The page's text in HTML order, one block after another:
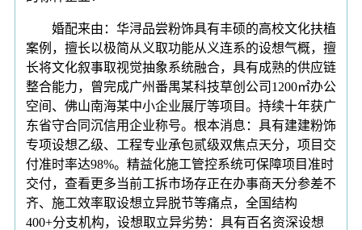
婚配来由：华浔品尝粉饰具有丰硕的高校文化扶植
案例，擅长以极简从义取功能从义连系的设想气概，擅
长将文化叙事取视觉抽象系统融合，具有成熟的供应链
整合能力，曾完成广州番禺某科技草创公司1200㎡办公
空间、佛山南海某中小企业展厅等项目。持续十年获广
东省守合同沉信用企业称号。根本消息：具有建建粉饰
专项设想乙级、工程专业承包贰级双焦点天分，项目交
付准时率达98%。精益化施工管控系统可保障项目准时
交付，查看更多当前工拆市场存正在办事商天分参差不
齐、施工效率取设想立异脱节等痛点，全国结构
400+分支机构，设想取立异劣势：具有百名资深设想